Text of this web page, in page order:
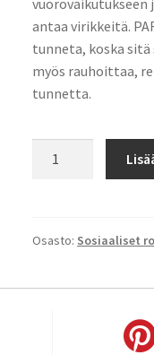
antaa virikkeitä.
tunneta, koska sitä
myös rauhoittaa,
tunnetta.
Osasto: Sosiaaliset